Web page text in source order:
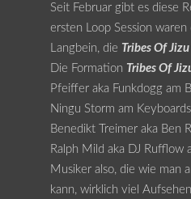
Seit Februar gibt es diese
ersten Loop Session
Langbein, die Tribes Of Jizu
Die Formation Tribes Of
Pfeiffer aka Funkdogg am
Ningu Storm am
Benedikt Treimer aka Ben
Ralph Mild aka DJ Rufflow
Musiker also, die wie man
kann, wirklich viel